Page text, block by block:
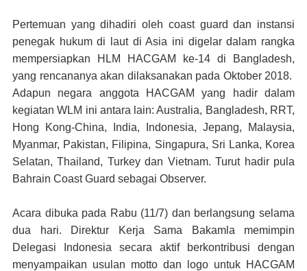
Pertemuan yang dihadiri oleh coast guard dan instansi
penegak hukum di laut di Asia ini digelar dalam rangka
mempersiapkan HLM HACGAM ke-14 di Bangladesh,
yang rencananya akan dilaksanakan pada Oktober 2018.
Adapun negara anggota HACGAM yang hadir dalam
kegiatan WLM ini antara lain: Australia, Bangladesh, RRT,
Hong Kong-China, India, Indonesia, Jepang, Malaysia,
Myanmar, Pakistan, Filipina, Singapura, Sri Lanka, Korea
Selatan, Thailand, Turkey dan Vietnam. Turut hadir pula
Bahrain Coast Guard sebagai Observer.
Acara dibuka pada Rabu (11/7) dan berlangsung selama
dua hari. Direktur Kerja Sama Bakamla memimpin
Delegasi Indonesia secara aktif berkontribusi dengan
menyampaikan usulan motto dan logo untuk HACGAM